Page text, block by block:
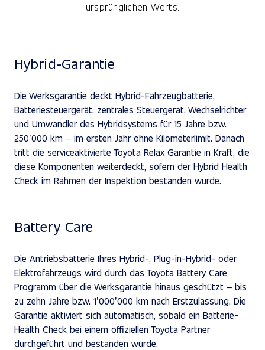
ursprünglichen Werts.
Hybrid-Garantie
Die Werksgarantie deckt Hybrid-Fahrzeugbatterie,
Batteriesteuergerät, zentrales Steuergerät, Wechselrichter
und Umwandler des Hybridsystems für 15 Jahre bzw.
250’000 km – im ersten Jahr ohne Kilometerlimit. Danach
tritt die serviceaktivierte Toyota Relax Garantie in Kraft, die
diese Komponenten weiterdeckt, sofern der Hybrid Health
Check im Rahmen der Inspektion bestanden wurde.
Battery Care
Die Antriebsbatterie Ihres Hybrid-, Plug-in-Hybrid- oder
Elektrofahrzeugs wird durch das Toyota Battery Care
Programm über die Werksgarantie hinaus geschützt – bis
zu zehn Jahre bzw. 1’000’000 km nach Erstzulassung. Die
Garantie aktiviert sich automatisch, sobald ein Batterie-
Health Check bei einem offiziellen Toyota Partner
durchgeführt und bestanden wurde.